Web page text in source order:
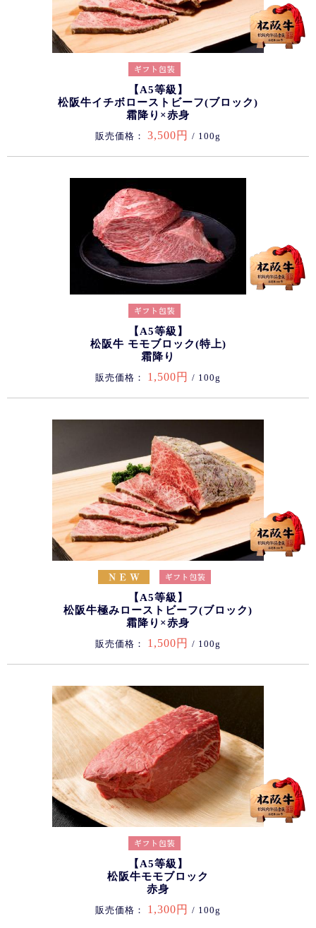
【A5等級】
松阪牛イチボローストビーフ(ブロック)
霜降り×赤身
販売価格： 3,500円 / 100g
【A5等級】
松阪牛 モモブロック(特上)
霜降り
販売価格： 1,500円 / 100g
【A5等級】
松阪牛極みローストビーフ(ブロック)
霜降り×赤身
販売価格： 1,500円 / 100g
【A5等級】
松阪牛モモブロック
赤身
販売価格： 1,300円 / 100g